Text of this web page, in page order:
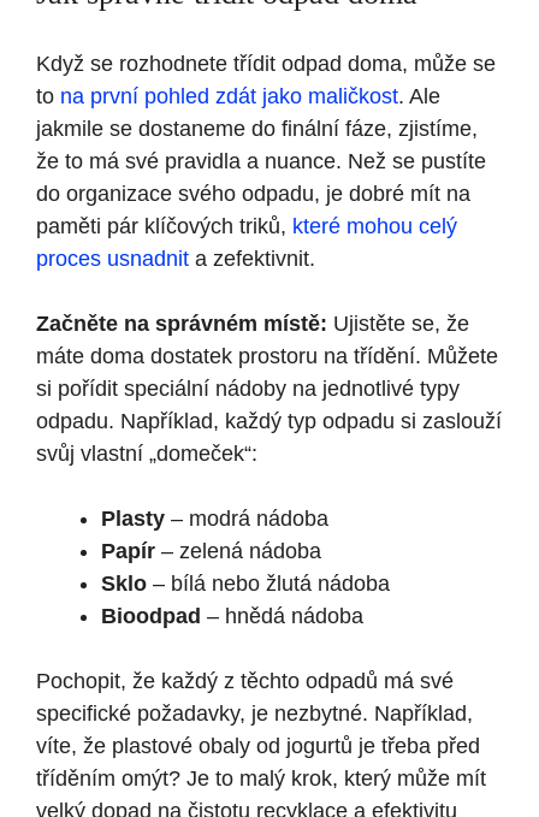
Když se rozhodnete třídit odpad doma, může se
to na první pohled zdát jako maličkost. Ale
jakmile se dostaneme do finální fáze, zjistíme,
že to má své pravidla a nuance. Než se pustíte
do organizace svého odpadu, je dobré mít na
paměti pár klíčových triků, které mohou celý
proces usnadnit a zefektivnit.
Začněte na správném místě: Ujistěte se, že
máte doma dostatek prostoru na třídění. Můžete
si pořídit speciální nádoby na jednotlivé typy
odpadu. Například, každý typ odpadu si zaslouží
svůj vlastní „domeček“:
Plasty – modrá nádoba
Papír – zelená nádoba
Sklo – bílá nebo žlutá nádoba
Bioodpad – hnědá nádoba
Pochopit, že každý z těchto odpadů má své
specifické požadavky, je nezbytné. Například,
víte, že plastové obaly od jogurtů je třeba před
tříděním omýt? Je to malý krok, který může mít
velký dopad na čistotu recyklace a efektivitu